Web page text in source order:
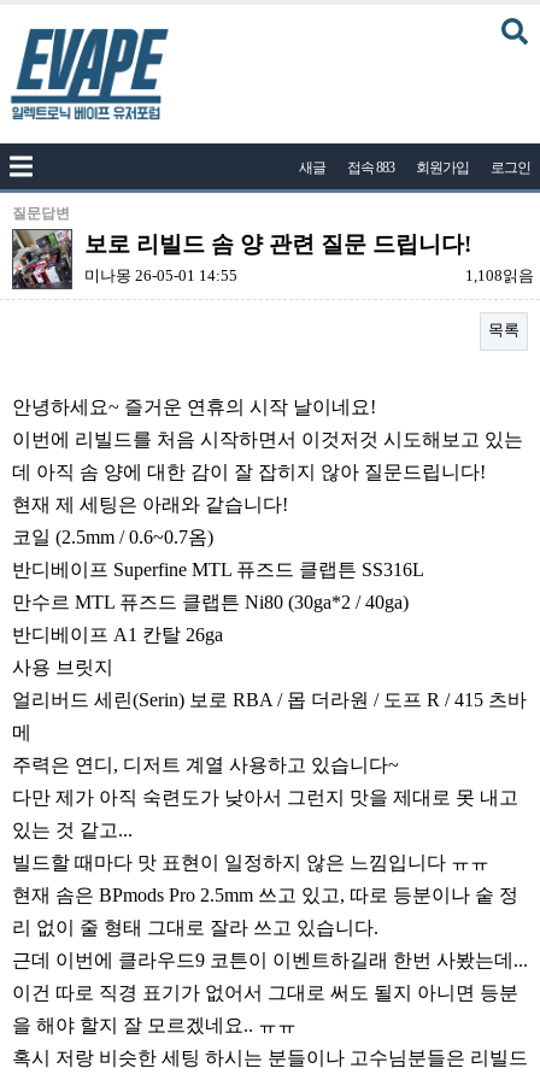
공지사항
나눔이벤트
자유게시판
질문답변
액상
연구실
리뷰게시판
팁앤가이드
툴즈킷
업체
업체게시판
제휴업체
트레이드
판매
나눔
거래후기
즐겨찾기
새글 접속 883 회원가입 로그인
질문답변
보로 리빌드 솜 양 관련 질문 드립니다!
미나몽 26-05-01 14:55 1,108읽음
목록
안녕하세요~ 즐거운 연휴의 시작 날이네요!
이번에 리빌드를 처음 시작하면서 이것저것 시도해보고 있는
데 아직 솜 양에 대한 감이 잘 잡히지 않아 질문드립니다!
현재 제 세팅은 아래와 같습니다!
코일 (2.5mm / 0.6~0.7옴)
반디베이프 Superfine MTL 퓨즈드 클랩튼 SS316L
만수르 MTL 퓨즈드 클랩튼 Ni80 (30ga*2 / 40ga)
반디베이프 A1 칸탈 26ga
사용 브릿지
얼리버드 세린(Serin) 보로 RBA / 몹 더라원 / 도프 R / 415 츠바
메
주력은 연디, 디저트 계열 사용하고 있습니다~
다만 제가 아직 숙련도가 낮아서 그런지 맛을 제대로 못 내고
있는 것 같고...
빌드할 때마다 맛 표현이 일정하지 않은 느낌입니다 ㅠㅠ
현재 솜은 BPmods Pro 2.5mm 쓰고 있고, 따로 등분이나 숱 정
리 없이 줄 형태 그대로 잘라 쓰고 있습니다.
근데 이번에 클라우드9 코튼이 이벤트하길래 한번 사봤는데...
이건 따로 직경 표기가 없어서 그대로 써도 될지 아니면 등분
을 해야 할지 잘 모르겠네요.. ㅠㅠ
혹시 저랑 비슷한 세팅 하시는 분들이나 고수님분들은 리빌드